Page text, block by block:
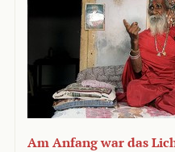
Am Anfang war das